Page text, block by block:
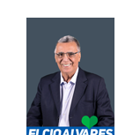
conteúdo